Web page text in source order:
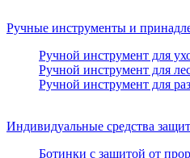
Ручные инструменты и
Ручной инструмент для
Ручной инструмент для
Ручной инструмент для
Индивидуальные средства
Ботинки с защитой от